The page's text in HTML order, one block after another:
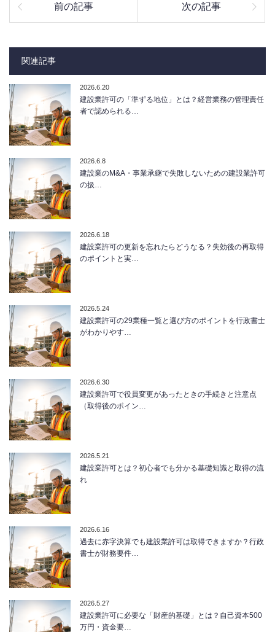
前の記事 次の記事
関連記事
2026.6.20
建設業許可の「準ずる地位」とは？経営業務の管理責任
者で認められる…
2026.6.8
建設業のM&A・事業承継で失敗しないための建設業許可
の扱…
2026.6.18
建設業許可の更新を忘れたらどうなる？失効後の再取得
のポイントと実…
2026.5.24
建設業許可の29業種一覧と選び方のポイントを行政書士
がわかりやす…
2026.6.30
建設業許可で役員変更があったときの手続きと注意点
（取得後のポイン…
2026.5.21
建設業許可とは？初心者でも分かる基礎知識と取得の流
れ
2026.6.16
過去に赤字決算でも建設業許可は取得できますか？行政
書士が財務要件…
2026.5.27
建設業許可に必要な「財産的基礎」とは？自己資本500
万円・資金要…